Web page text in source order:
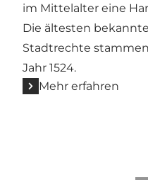
im Mittelalter eine
Die ältesten
Stadtrechte
Jahr 1524.
Mehr erfahren